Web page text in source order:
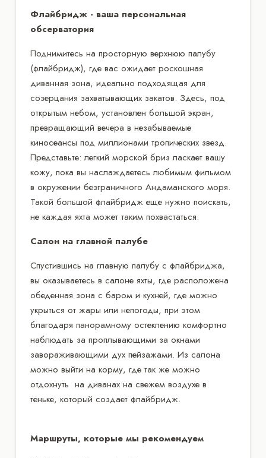
Флайбридж - ваша персональная
обсерватория
Поднимитесь на просторную верхнюю палубу
(флайбридж), где вас ожидает роскошная
диванная зона, идеально подходящая для
созерцания захватывающих закатов. Здесь, под
открытым небом, установлен большой экран,
превращающий вечера в незабываемые
киносеансы под миллионами тропических звезд.
Представьте: легкий морской бриз ласкает вашу
кожу, пока вы наслаждаетесь любимым фильмом
в окружении безграничного Андаманского моря.
Такой большой флайбридж еще нужно поискать,
не каждая яхта может таким похвастаться.
Салон на главной палубе
Спустившись на главную палубу с флайбриджа,
вы оказываетесь в салоне яхты, где расположена
обеденная зона с баром и кухней, где можно
укрыться от жары или непогоды, при этом
благодаря панорамному остеклению комфортно
наблюдать за проплывающими за окнами
завораживающими дух пейзажами. Из салона
можно выйти на корму, где так же можно
отдохнуть на диванах на свежем воздухе в
теньке, который создает флайбридж.
Маршруты, которые мы рекомендуем